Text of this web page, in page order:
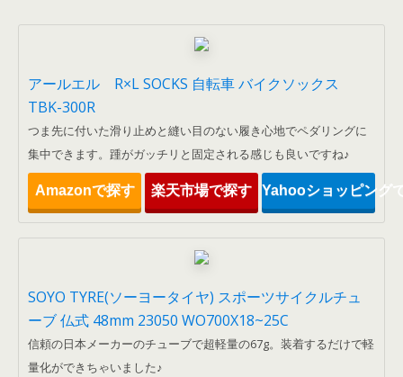
アールエル R×L SOCKS 自転車 バイクソックス
TBK-300R
つま先に付いた滑り止めと縫い目のない履き心地でペダリングに
集中できます。踵がガッチリと固定される感じも良いですね♪
Amazonで探す 楽天市場で探す Yahooショッピング
SOYO TYRE(ソーヨータイヤ) スポーツサイクルチュ
ーブ 仏式 48mm 23050 WO700X18~25C
信頼の日本メーカーのチューブで超軽量の67g。装着するだけで軽
量化ができちゃいました♪